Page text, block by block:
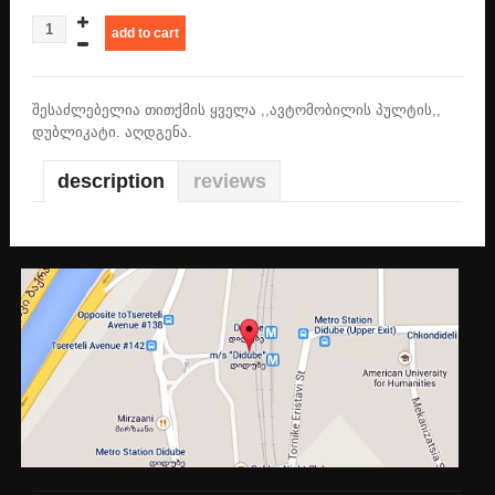
სეიფის / კაბინეტის გასაღები
ჩიპი, პულტი,პროგრამირება, აღდგენა
შესაძლებელია თითქმის ყველა ,,ავტომობილის პულტის,,
დუბლიკატი. აღდგენა.
description reviews